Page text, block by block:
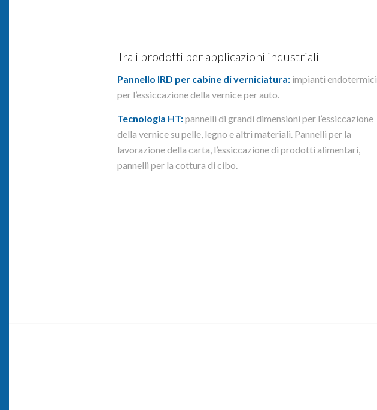
Tra i prodotti per applicazioni industriali
Pannello IRD per cabine di verniciatura: impianti endotermici
per l’essiccazione della vernice per auto.
Tecnologia HT:pannelli di grandi dimensioni per l’essiccazione
della vernice su pelle, legno e altri materiali. Pannelli per la
lavorazione della carta, l’essiccazione di prodotti alimentari,
pannelli per la cottura di cibo.